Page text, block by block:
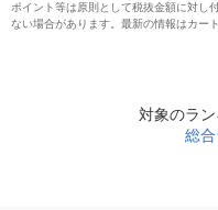
ポイント等は原則として税抜金額に対し
ない場合があります。最新の情報はカー
対象のラ
総